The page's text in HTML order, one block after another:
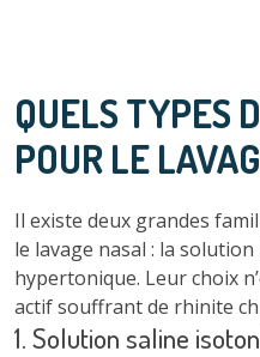
QUELS TYPES
POUR LE
Il existe deux grandes
le lavage nasal : la
hypertonique. Leur choix
actif souffrant de rhinite
1. Solution saline